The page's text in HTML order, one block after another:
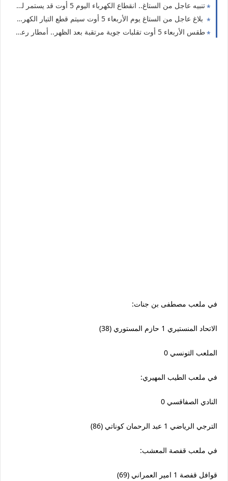
تنبيه عاجل من الستاغ.. انقطاع الكهرباء اليوم 5 أوت قد يستمر لساعتين في هذه الولايات
بلاغ عاجل من الستاغ يوم الأربعاء 5 أوت سيتم قطع التيار الكهربائي عن هذه الولايات
طقس الأربعاء 5 أوت تقلبات جوية مرتقبة بعد الظهر.. أمطار رعدية ورياح قوية تشمل هذه الولايات
في ملعب مصطفى بن جنات:
الاتحاد المنستيري 1 حازم المستوري (38)
الملعب التونسي 0
في ملعب الطيب المهيري:
النادي الصفاقسي 0
الترجي الرياضي 1 عبد الرحمان كوناتي (86)
في ملعب قفصة المعشب:
قوافل قفصة 1 امير العمراني (69)